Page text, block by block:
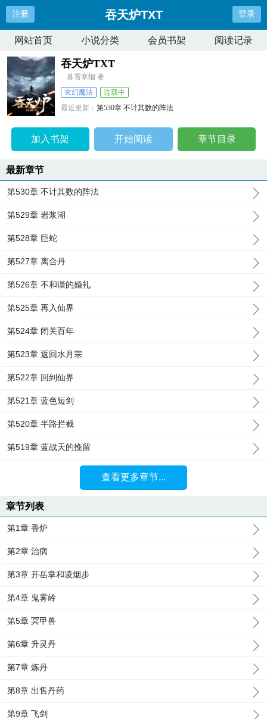
注册 吞天炉TXT 登录
网站首页 小说分类 会员书架 阅读记录
吞天炉TXT
暮雪寒烟 著
玄幻魔法
连载中
最近更新：第530章 不计其数的阵法
加入书架 开始阅读 章节目录
最新章节
第530章 不计其数的阵法
第529章 岩浆湖
第528章 巨蛇
第527章 离合丹
第526章 不和谐的婚礼
第525章 再入仙界
第524章 闭关百年
第523章 返回水月宗
第522章 回到仙界
第521章 蓝色短剑
第520章 半路拦截
第519章 蓝战天的挽留
查看更多章节...
章节列表
第1章 香炉
第2章 治病
第3章 开岳掌和凌烟步
第4章 鬼雾岭
第5章 冥甲兽
第6章 升灵丹
第7章 炼丹
第8章 出售丹药
第9章 飞剑